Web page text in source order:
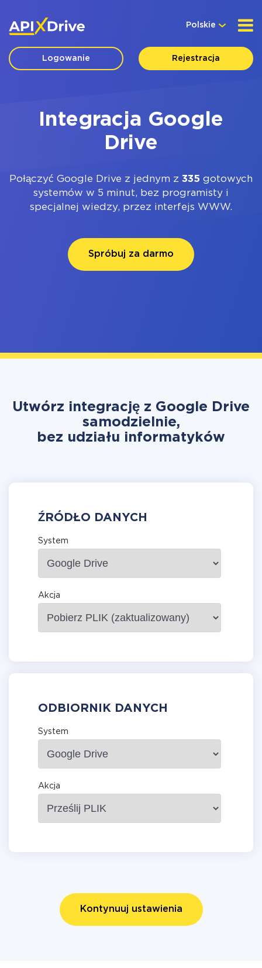
Polskie
Logowanie Rejestracja
Integracja Google
Drive
Połączyć Google Drive z jednym z 335 gotowych
systemów w 5 minut, bez programisty i
specjalnej wiedzy, przez interfejs WWW.
Spróbuj za darmo
Utwórz integrację z Google Drive
samodzielnie,
bez udziału informatyków
ŹRÓDŁO DANYCH
System
Akcja
ODBIORNIK DANYCH
System
Akcja
Kontynuuj ustawienia